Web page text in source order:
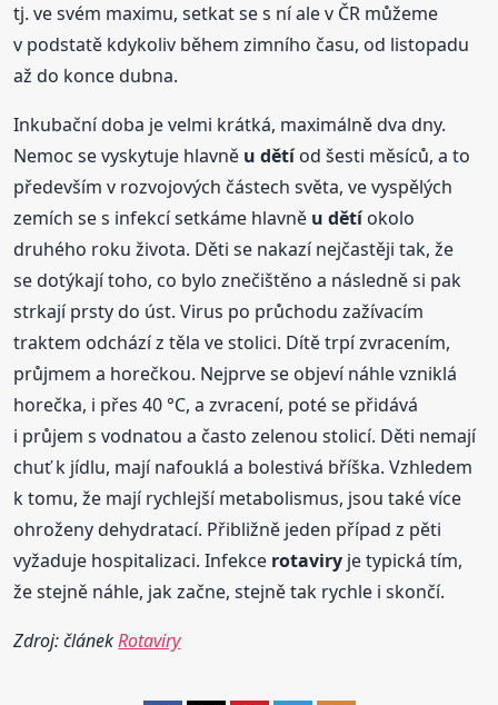
tj. ve svém maximu, setkat se s ní ale v ČR můžeme
v podstatě kdykoliv během zimního času, od listopadu
až do konce dubna.
Inkubační doba je velmi krátká, maximálně dva dny.
Nemoc se vyskytuje hlavně u dětíod šesti měsíců, a to
především v rozvojových částech světa, ve vyspělých
zemích se s infekcí setkáme hlavně u dětíokolo
druhého roku života. Děti se nakazí nejčastěji tak, že
se dotýkají toho, co bylo znečištěno a následně si pak
strkají prsty do úst. Virus po průchodu zažívacím
traktem odchází z těla ve stolici. Dítě trpí zvracením,
průjmem a horečkou. Nejprve se objeví náhle vzniklá
horečka, i přes 40 °C, a zvracení, poté se přidává
i průjem s vodnatou a často zelenou stolicí. Děti nemají
chuť k jídlu, mají nafouklá a bolestivá bříška. Vzhledem
k tomu, že mají rychlejší metabolismus, jsou také více
ohroženy dehydratací. Přibližně jeden případ z pěti
vyžaduje hospitalizaci. Infekce rotaviry je typická tím,
že stejně náhle, jak začne, stejně tak rychle i skončí.
Zdroj: článekRotaviry